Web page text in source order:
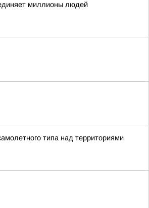
миллионы людей
типа над территориями